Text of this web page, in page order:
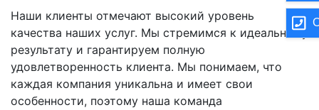
Наши клиенты отмечают высокий уровень
качества наших услуг. Мы стремимся к идеальному
результату и гарантируем полную
удовлетворенность клиента. Мы понимаем, что
каждая компания уникальна и имеет свои
особенности, поэтому наша команда